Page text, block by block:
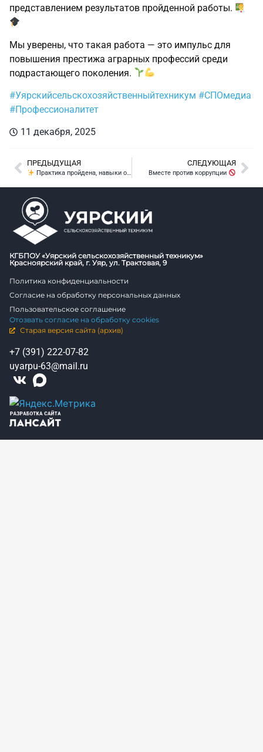
представлением результатов пройденной работы.
Мы уверены, что такая работа — это импульс для
повышения престижа аграрных профессий среди
подрастающего поколения.
#Уярскийсельскохозяйственныйтехникум #СПОмедиа
#Профессионалитет
11 декабря, 2025
ПРЕДЫДУЩАЯ
Практика пройдена, навыки отточены!
СЛЕДУЮЩАЯ
Вместе против коррупции
КГБПОУ «Уярский сельскохозяйственный техникум»
Красноярский край, г. Уяр, ул. Трактовая, 9
Политика конфиденциальности
Согласие на обработку персональных данных
Пользовательское соглашение
Отозвать согласие на обработку cookies
Старая версия сайта (архив)
+7 (391) 222-07-82
uyarpu-63@mail.ru